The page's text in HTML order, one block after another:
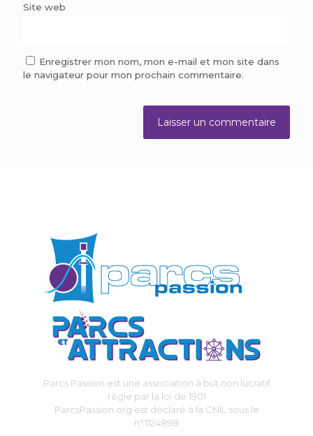
Site web
Enregistrer mon nom, mon e-mail et mon site dans
le navigateur pour mon prochain commentaire.
Parcs Passion est une association à but non lucratif
régie par la loi de 1901
ParcsPassion.org est déclaré à la CNIL sous le
n°1124898